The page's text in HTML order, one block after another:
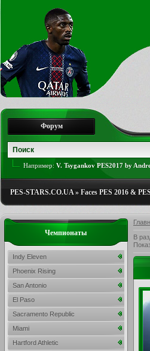
Форум
Например: V. Tsygankov PES2017 by
PES-STARS.CO.UA» Faces PES 2016 &
В
Чемпионаты
Indy Eleven
Phoenix Rising
San Antonio
El Paso
Sacramento Republic
Miami
Hartford Athletic